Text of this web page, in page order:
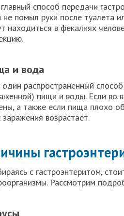
способ передачи
не помыл руки после туалета
находиться в фекалиях
и вода
распространенный
пищи и воды. Если во
а также если пища плохо
заражения возрастает.
с гастроэнтеритом,
Рассмотрим